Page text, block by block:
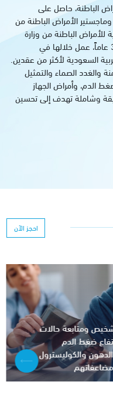
الباطنة، حاصل على
الأمراض الباطنة من
الباطنة من وزارة
الصحة المصرية. يمتلك خبرة طبية تزيد عن 30 عاماً، عمل خلالها في
السعودية لأكثر من عقدين.
والغدد الصماء والتمثيل
الدم، وأمراض الجهاز
وشاملة تهدف إلى تحسين
احجز الآن
ومتابعة حالات
ضغط الدم
والكوليسترول